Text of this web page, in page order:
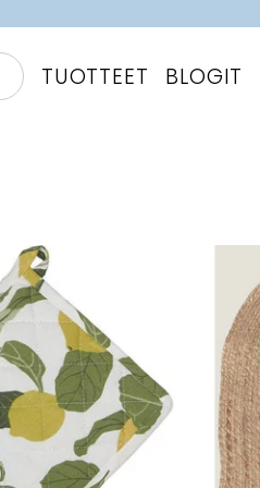
TUOTTEET BLOGIT